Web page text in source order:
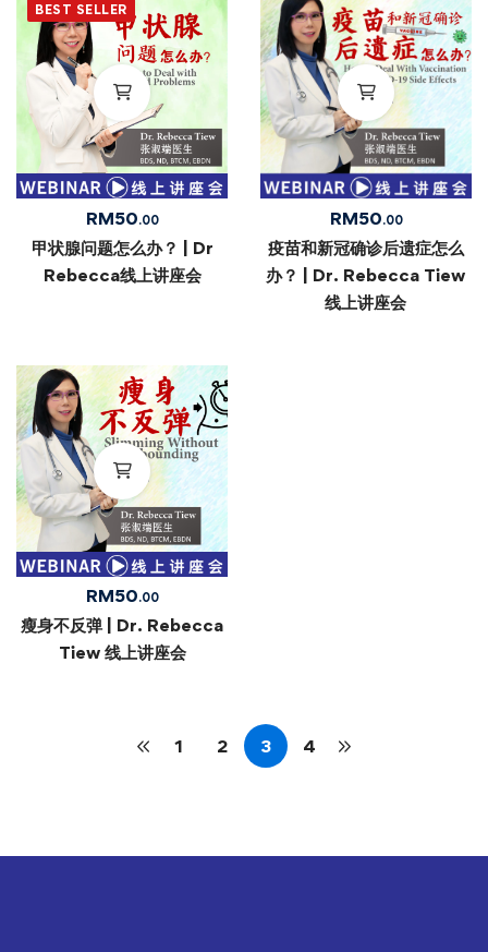
BEST SELLER
RM50.00
甲状腺问题怎么办？ | Dr
Rebecca线上讲座会
RM50.00
疫苗和新冠确诊后遗症怎么
办？ | Dr. Rebecca Tiew
线上讲座会
RM50.00
瘦身不反弹 | Dr. Rebecca
Tiew 线上讲座会
1 2 3 4